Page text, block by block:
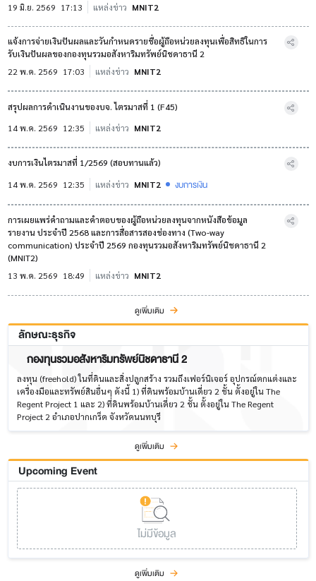
19 มิ.ย. 2569 17:13 แหล่งข่าว MNIT2
แจ้งการจ่ายเงินปันผลและวันกำหนดรายชื่อผู้ถือหน่วยลงทุนเพื่อสิทธิในการ
รับเงินปันผลของกองทุนรวมอสังหาริมทรัพย์นิชดาธานี 2
22 พ.ค. 2569 17:03 แหล่งข่าว MNIT2
สรุปผลการดำเนินงานของบจ. ไตรมาสที่ 1 (F45)
14 พ.ค. 2569 12:35 แหล่งข่าว MNIT2
งบการเงินไตรมาสที่ 1/2569 (สอบทานแล้ว)
14 พ.ค. 2569 12:35 แหล่งข่าว MNIT2 งบการเงิน
การเผยแพร่คำถามและคำตอบของผู้ถือหน่วยลงทุนจากหนังสือข้อมูล
รายงาน ประจำปี 2568 และการสื่อสารสองช่องทาง (Two-way
communication) ประจำปี 2569 กองทุนรวมอสังหาริมทรัพย์นิชดาธานี 2
(MNIT2)
13 พ.ค. 2569 18:49 แหล่งข่าว MNIT2
ดูเพิ่มเติม
ลักษณะธุรกิจ
กองทุนรวมอสังหาริมทรัพย์นิชดาธานี 2
ลงทุน (freehold) ในที่ดินและสิ่งปลูกสร้าง รวมถึงเฟอร์นิเจอร์ อุปกรณ์ตกแต่งและ
เครื่องมือและทรัพย์สินอื่นๆ ดังนี้ 1) ที่ดินพร้อมบ้านเดี่ยว 2 ชั้น ตั้งอยู่ใน The
Regent Project 1 และ 2) ที่ดินพร้อมบ้านเดี่ยว 2 ชั้น ตั้งอยู่ใน The Regent
Project 2 อำเภอปากเกร็ด จังหวัดนนทบุรี
ดูเพิ่มเติม
Upcoming Event
ไม่มีข้อมูล
ดูเพิ่มเติม